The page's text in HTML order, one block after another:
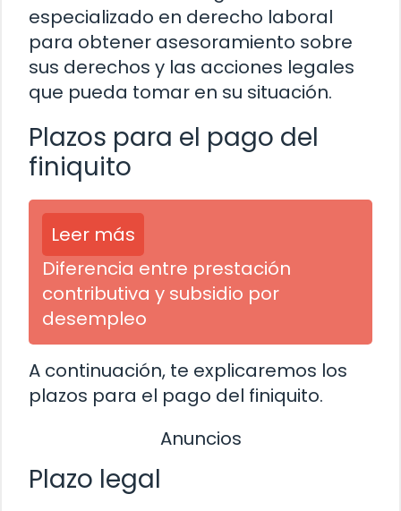
especializado en derecho laboral
para obtener asesoramiento sobre
sus derechos y las acciones legales
que pueda tomar en su situación.
Plazos para el pago del
finiquito
Leer más
Diferencia entre prestación
contributiva y subsidio por
desempleo
A continuación, te explicaremos los
plazos para el pago del finiquito.
Anuncios
Plazo legal